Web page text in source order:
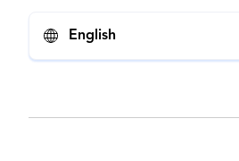
English